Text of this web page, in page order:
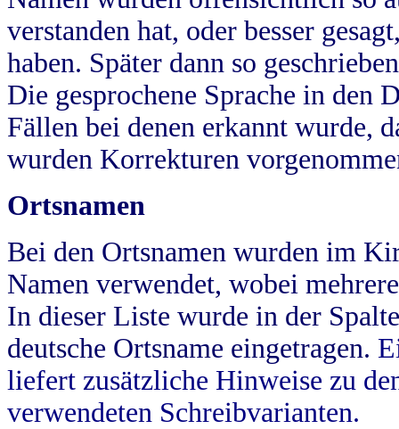
verstanden hat, oder besser
haben. Später dann so
Die gesprochene Sprache in
Fällen bei denen erkannt wurde,
wurden Korrekturen
Ortsnamen
Bei den Ortsnamen wurden im
Namen verwendet, wobei
In dieser Liste wurde in der
deutsche Ortsname eingetragen.
liefert zusätzliche Hinweise zu
verwendeten Schreibvarianten.